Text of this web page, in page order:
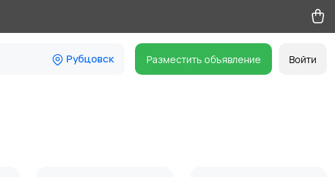
Рубцовск Разместить объявление Войти